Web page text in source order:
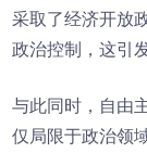
采取了经济开放
政治控制，这引
与此同时，自由
仅局限于政治领